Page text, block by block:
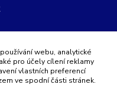
webu, analytické
pro účely cílení reklamy
vlastních preferencí
ve spodní části stránek.